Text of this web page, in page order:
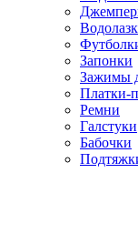
Запонки
Зажимы
Платки-
Ремни
Галстуки
Бабочки